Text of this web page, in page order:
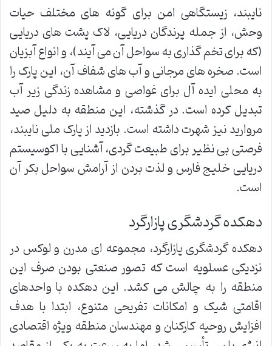
نایبند، زیستگاهی امن برای گونه های مختلف حیات
وحش، از جمله پرندگان دریایی، لاک پشت های دریایی
(که برای تخم گذاری به سواحل آن می آیند)، و انواع آبزیان
است. صخره های مرجانی و آب های شفاف آن، این پارک را
به محلی ایده آل برای غواصی و مشاهده زندگی زیر آب
تبدیل کرده است. در گذشته، این منطقه به دلیل صید
مروارید نیز شهرت داشته است. بازدید از پارک ملی نایبند،
فرصتی بی نظیر برای طبیعت گردی، آشنایی با اکوسیستم
دریایی خلیج فارس و لذت بردن از آرامش سواحل بکر آن
است.
دهکده گردشگری پازارگرد
دهکده گردشگری پازارگرد، مجموعه ای مدرن و لوکس در
نزدیکی عسلویه است که تصور صنعتی بودن صرف این
منطقه را به چالش می کشد. این دهکده با واحدهای
اقامتی شیک و امکانات تفریحی متنوع، ابتدا با هدف
افزایش روحیه کارکنان و مهندسان منطقه ویژه اقتصادی